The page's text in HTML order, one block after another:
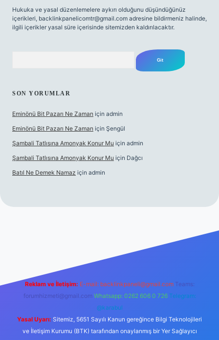
Hukuka ve yasal düzenlemelere aykırı olduğunu düşündüğünüz
içerikleri, backlinkpanelicomtr@gmail.com adresine bildirmeniz halinde,
ilgili içerikler yasal süre içerisinde sitemizden kaldırılacaktır.
SON YORUMLAR
Eminönü Bit Pazarı Ne Zaman için admin
Eminönü Bit Pazarı Ne Zaman için Şengül
Şambali Tatlısına Amonyak Konur Mu için admin
Şambali Tatlısına Amonyak Konur Mu için Dağcı
Batıl Ne Demek Namaz için admin
Reklam ve İletişim: E-mail: backlinkpaneli@gmail.com Teams:
forumhizmeti@gmail.com Whatsapp: 0262 606 0 726 Telegram:
@karabul
Yasal Uyarı: Sitemiz, 5651 Sayılı Kanun gereğince Bilgi Teknolojileri
ve İletişim Kurumu (BTK) tarafından onaylanmış bir Yer Sağlayıcı